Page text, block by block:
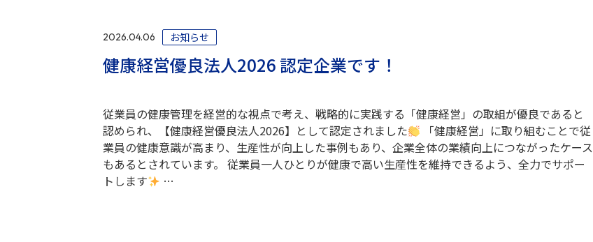
2026.04.06 お知らせ
健康経営優良法人2026 認定企業です！
従業員の健康管理を経営的な視点で考え、戦略的に実践する「健康経営」の取組が優良であると
認められ、【健康経営優良法人2026】として認定されました
「健康経営」に取り組むことで従
業員の健康意識が高まり、生産性が向上した事例もあり、企業全体の業績向上につながったケース
もあるとされています。 従業員一人ひとりが健康で高い生産性を維持できるよう、全力でサポー
トします
…